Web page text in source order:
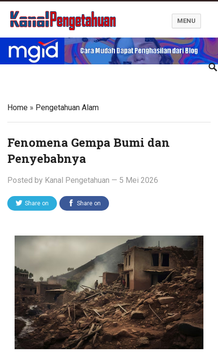
Kanal Pengetahuan dan Informasi
MENU
Home » Pengetahuan Alam
Fenomena Gempa Bumi dan
Penyebabnya
Posted by Kanal Pengetahuan — 5 Mei 2026
Share on Share on